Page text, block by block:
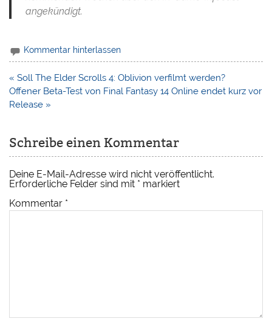
angekündigt.
Kommentar hinterlassen
Beitragsnavigation
« Soll The Elder Scrolls 4: Oblivion verfilmt werden?
Offener Beta-Test von Final Fantasy 14 Online endet kurz vor
Release »
Schreibe einen Kommentar
Deine E-Mail-Adresse wird nicht veröffentlicht.
Erforderliche Felder sind mit * markiert
Kommentar *